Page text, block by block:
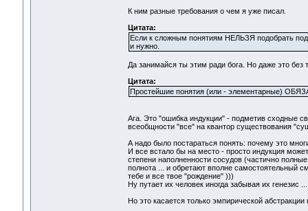
К ним разные требования о чем я уже писал.
Цитата:
Если к сложным понятиям НЕЛЬЗЯ подобрать
и нужно.
Да занимайся ты этим ради бога. Но даже это без
Цитата:
Простейшие понятия (или - элементарные)
Ага. Это "ошибка индукции" - подметив сходные
всеобщности "все" на квантор существования
А надо было постараться понять: почему это
И все встало бы на место - просто индукция
степени наполненности сосудов (частично
полнота ... и обретают вполне самостоятельный
тебе и все твое "рождение" )))
Ну путает их человек иногда забывая их генезис
Но это касается только эмпирической